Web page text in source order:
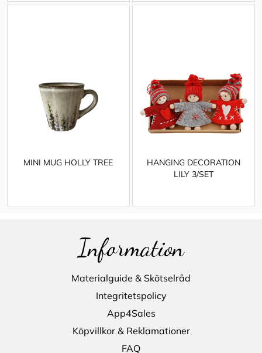
MINI MUG HOLLY TREE
HANGING DECORATION
LILY 3/SET
Information
Materialguide & Skötselråd
Integritetspolicy
App4Sales
Köpvillkor & Reklamationer
FAQ